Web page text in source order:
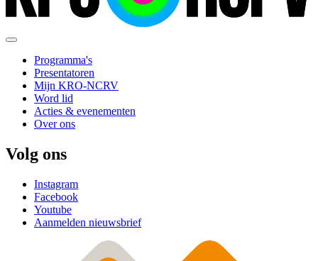
Programma's
Presentatoren
Mijn KRO-NCRV
Word lid
Acties & evenementen
Over ons
Volg ons
Instagram
Facebook
Youtube
Aanmelden nieuwsbrief